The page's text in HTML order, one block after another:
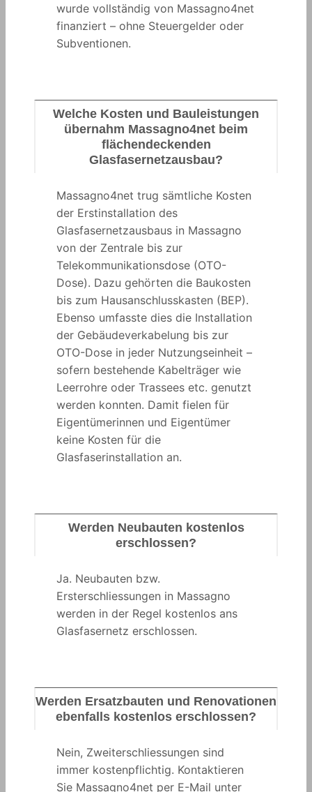
wurde vollständig von Massagno4net
finanziert – ohne Steuergelder oder
Subventionen.
Welche Kosten und Bauleistungen
übernahm Massagno4net beim
flächendeckenden
Glasfasernetzausbau?
Massagno4net trug sämtliche Kosten
der Erstinstallation des
Glasfasernetzausbaus in Massagno
von der Zentrale bis zur
Telekommunikationsdose (OTO-
Dose). Dazu gehörten die Baukosten
bis zum Hausanschlusskasten (BEP).
Ebenso umfasste dies die Installation
der Gebäudeverkabelung bis zur
OTO-Dose in jeder Nutzungseinheit –
sofern bestehende Kabelträger wie
Leerrohre oder Trassees etc. genutzt
werden konnten. Damit fielen für
Eigentümerinnen und Eigentümer
keine Kosten für die
Glasfaserinstallation an.
Werden Neubauten kostenlos
erschlossen?
Ja. Neubauten bzw.
Ersterschliessungen in Massagno
werden in der Regel kostenlos ans
Glasfasernetz erschlossen.
Werden Ersatzbauten und Renovationen
ebenfalls kostenlos erschlossen?
Nein, Zweiterschliessungen sind
immer kostenpflichtig. Kontaktieren
Sie Massagno4net per E-Mail unter